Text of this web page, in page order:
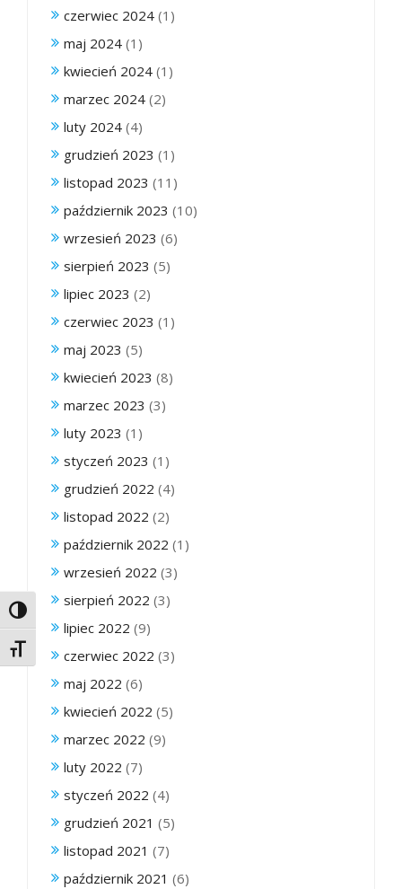
Toggle High Contrast
Toggle Font size
czerwiec 2024 (1)
maj 2024 (1)
kwiecień 2024 (1)
marzec 2024 (2)
luty 2024 (4)
grudzień 2023 (1)
listopad 2023 (11)
październik 2023 (10)
wrzesień 2023 (6)
sierpień 2023 (5)
lipiec 2023 (2)
czerwiec 2023 (1)
maj 2023 (5)
kwiecień 2023 (8)
marzec 2023 (3)
luty 2023 (1)
styczeń 2023 (1)
grudzień 2022 (4)
listopad 2022 (2)
październik 2022 (1)
wrzesień 2022 (3)
sierpień 2022 (3)
lipiec 2022 (9)
czerwiec 2022 (3)
maj 2022 (6)
kwiecień 2022 (5)
marzec 2022 (9)
luty 2022 (7)
styczeń 2022 (4)
grudzień 2021 (5)
listopad 2021 (7)
październik 2021 (6)